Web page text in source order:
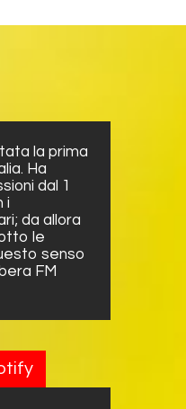
la prima
Ha
dal 1
i
da allora
le
senso
FM